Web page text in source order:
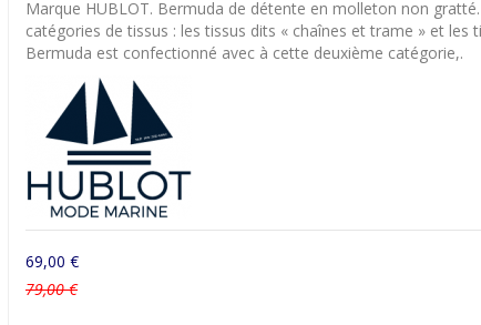
Marque HUBLOT. Bermuda de détente en molleton non
catégories de tissus : les tissus dits « chaînes et trame » et les
Bermuda est confectionné avec à cette deuxième catégorie,.
69,00 €
79,00 €